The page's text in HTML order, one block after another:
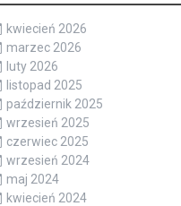
kwiecień 2026
marzec 2026
luty 2026
listopad 2025
październik 2025
wrzesień 2025
czerwiec 2025
wrzesień 2024
maj 2024
kwiecień 2024